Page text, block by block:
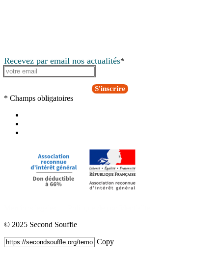
Recevez par email nos actualités*
S'inscrire
* Champs obligatoires
© 2025 Second Souffle
Copy